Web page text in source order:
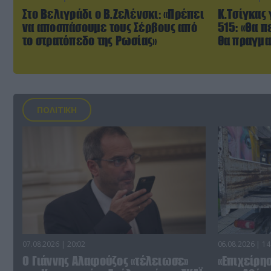
Στο Βελιγράδι ο Β.Ζελένσκι: «Πρέπει
να αποσπάσουμε τους Σέρβους από
το στρατόπεδο της Ρωσίας»
Κ.Τσίγκας
515: «Θα
θα
ΠΟΛΙΤΙΚΗ
07.08.2026 | 20:02
Ο Γιάννης Αλαφούζος «τέλειωσε»
06.08.2026 |